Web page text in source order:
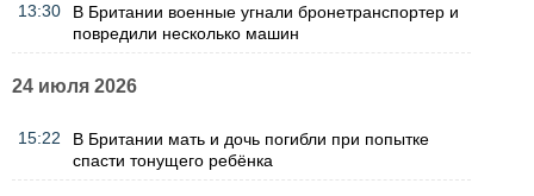
13:30
В Британии военные угнали бронетранспортер и
повредили несколько машин
24 июля 2026
15:22
В Британии мать и дочь погибли при попытке
спасти тонущего ребёнка